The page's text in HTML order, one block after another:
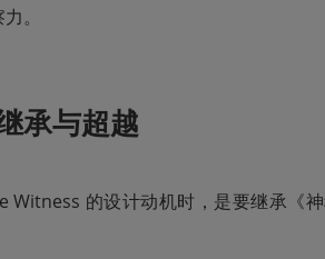
。
承与超越
Witness 的设计动机时，是要继承《